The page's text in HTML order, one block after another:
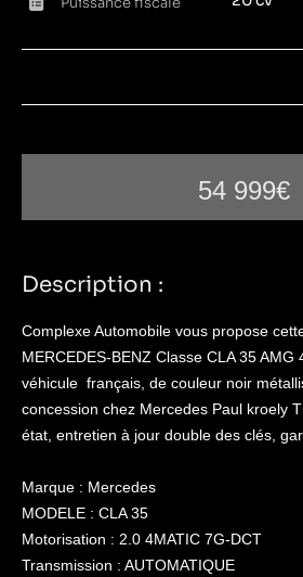
54 999€
Description :
Complexe Automobile vous propose
MERCEDES-BENZ Classe CLA 35 AMG
véhicule français, de couleur noir
concession chez Mercedes Paul kroely
état, entretien à jour double des clés,
Marque : Mercedes
MODELE : CLA 35
Motorisation : 2.0 4MATIC 7G-DCT
Transmission : AUTOMATIQUE